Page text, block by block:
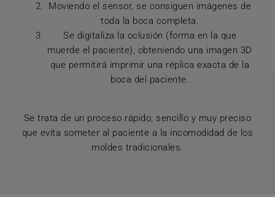
Moviendo el sensor, se consiguen imágenes de
toda la boca completa.
Se digitaliza la oclusión (forma en la que
muerde el paciente), obteniendo una imagen 3D
que permitirá imprimir una réplica exacta de la
boca del paciente.
Se trata de un proceso rápido, sencillo y muy preciso
que evita someter al paciente a la incomodidad de los
moldes tradicionales.